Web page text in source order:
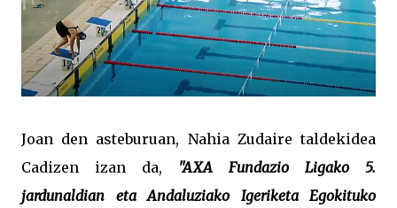
Joan den asteburuan, Nahia Zudaire taldekidea
Cadizen izan da, "AXA Fundazio Ligako 5.
jardunaldian eta Andaluziako Igeriketa Egokituko